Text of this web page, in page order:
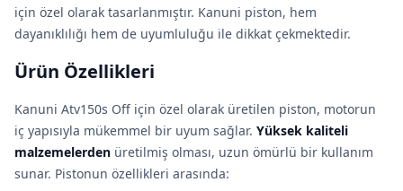
için özel olarak tasarlanmıştır. Kanuni piston, hem
dayanıklılığı hem de uyumluluğu ile dikkat çekmektedir.
Ürün Özellikleri
Kanuni Atv150s Off için özel olarak üretilen piston, motorun
iç yapısıyla mükemmel bir uyum sağlar. Yüksek kaliteli
malzemelerden üretilmiş olması, uzun ömürlü bir kullanım
sunar. Pistonun özellikleri arasında: